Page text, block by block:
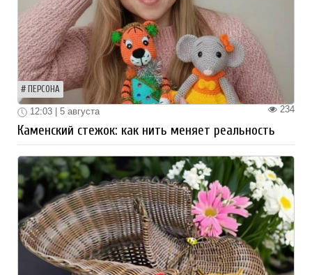
ПЕРСОНА
234
12:03 | 5 августа
Каменский стежок: как нить меняет реальность